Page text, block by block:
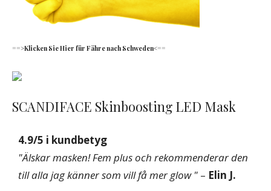
==>Klicken Sie Hier für Fähre nach Schweden<==
SCANDIFACE Skinboosting LED Mask
4.9/5 i kundbetyg
"Älskar masken! Fem plus och rekommenderar den
till alla jag känner som vill få mer glow " – Elin J.